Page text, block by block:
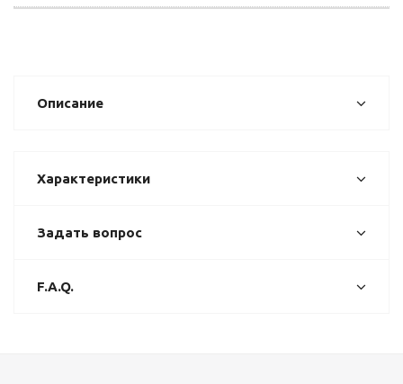
Описание
Характеристики
Задать вопрос
F.A.Q.